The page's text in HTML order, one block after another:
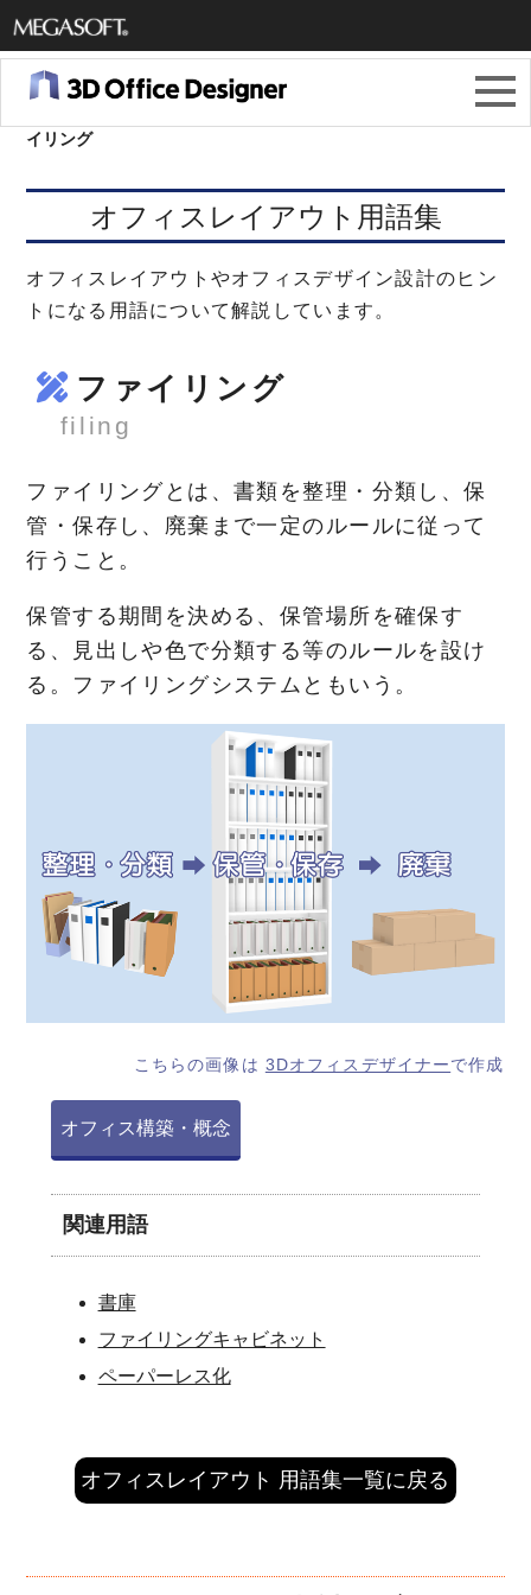
メガソ
フト株
式会社
イリング
オフィスレイアウト用語集
オフィスレイアウトやオフィスデザイン設計のヒン
トになる用語について解説しています。
ファイリング
filing
ファイリングとは、書類を整理・分類し、保
管・保存し、廃棄まで一定のルールに従って
行うこと。
保管する期間を決める、保管場所を確保す
る、見出しや色で分類する等のルールを設け
る。ファイリングシステムともいう。
こちらの画像は 3Dオフィスデザイナーで作成
オフィス構築・概念
関連用語
書庫
ファイリングキャビネット
ペーパーレス化
オフィスレイアウト 用語集一覧に戻る